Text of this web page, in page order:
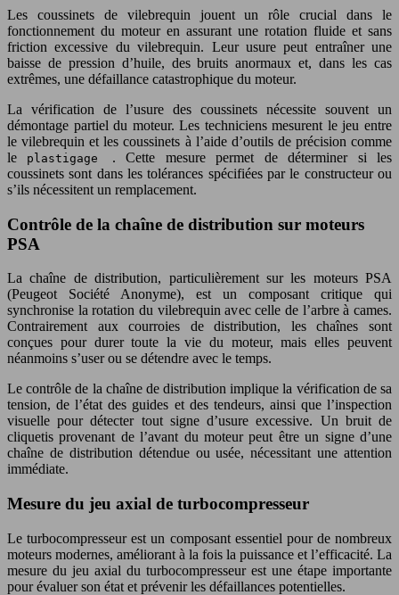
Les coussinets de vilebrequin jouent un rôle crucial dans le
fonctionnement du moteur en assurant une rotation fluide et sans
friction excessive du vilebrequin. Leur usure peut entraîner une
baisse de pression d’huile, des bruits anormaux et, dans les cas
extrêmes, une défaillance catastrophique du moteur.
La vérification de l’usure des coussinets nécessite souvent un
démontage partiel du moteur. Les techniciens mesurent le jeu entre
le vilebrequin et les coussinets à l’aide d’outils de précision comme
le
plastigage . Cette mesure permet de déterminer si les
coussinets sont dans les tolérances spécifiées par le constructeur ou
s’ils nécessitent un remplacement.
Contrôle de la chaîne de distribution sur moteurs
PSA
La chaîne de distribution, particulièrement sur les moteurs PSA
(Peugeot Société Anonyme), est un composant critique qui
synchronise la rotation du vilebrequin avec celle de l’arbre à cames.
Contrairement aux courroies de distribution, les chaînes sont
conçues pour durer toute la vie du moteur, mais elles peuvent
néanmoins s’user ou se détendre avec le temps.
Le contrôle de la chaîne de distribution implique la vérification de sa
tension, de l’état des guides et des tendeurs, ainsi que l’inspection
visuelle pour détecter tout signe d’usure excessive. Un bruit de
cliquetis provenant de l’avant du moteur peut être un signe d’une
chaîne de distribution détendue ou usée, nécessitant une attention
immédiate.
Mesure du jeu axial de turbocompresseur
Le turbocompresseur est un composant essentiel pour de nombreux
moteurs modernes, améliorant à la fois la puissance et l’efficacité. La
mesure du jeu axial du turbocompresseur est une étape importante
pour évaluer son état et prévenir les défaillances potentielles.